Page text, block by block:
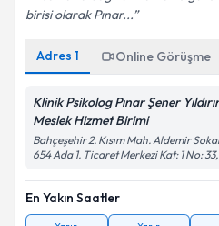
birisi olarak Pınar...
Adres 1 Online Görüşme
Klinik Psikolog Pınar Şener
Meslek Hizmet Birimi
Bahçeşehir 2. Kısım Mah. Aldemir
654 Ada 1. Ticaret Merkezi Kat: 1 No:
En Yakın Saatler